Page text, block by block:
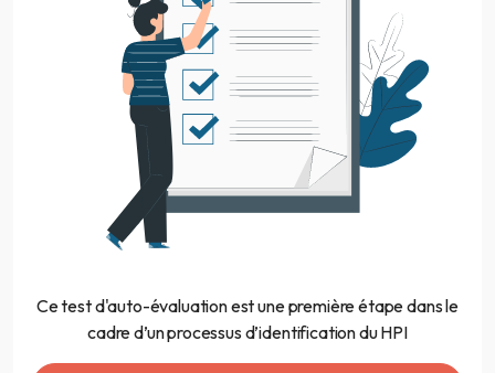
Ce test d'auto-évaluation est une première étape dans le
cadre d’un processus d’identification du HPI